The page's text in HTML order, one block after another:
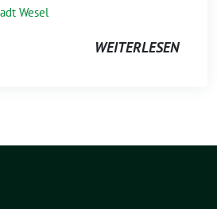
Wesel
WEITERLESEN